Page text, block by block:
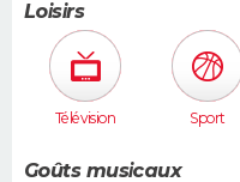
Loisirs
Télévision Sport
Goûts musicaux